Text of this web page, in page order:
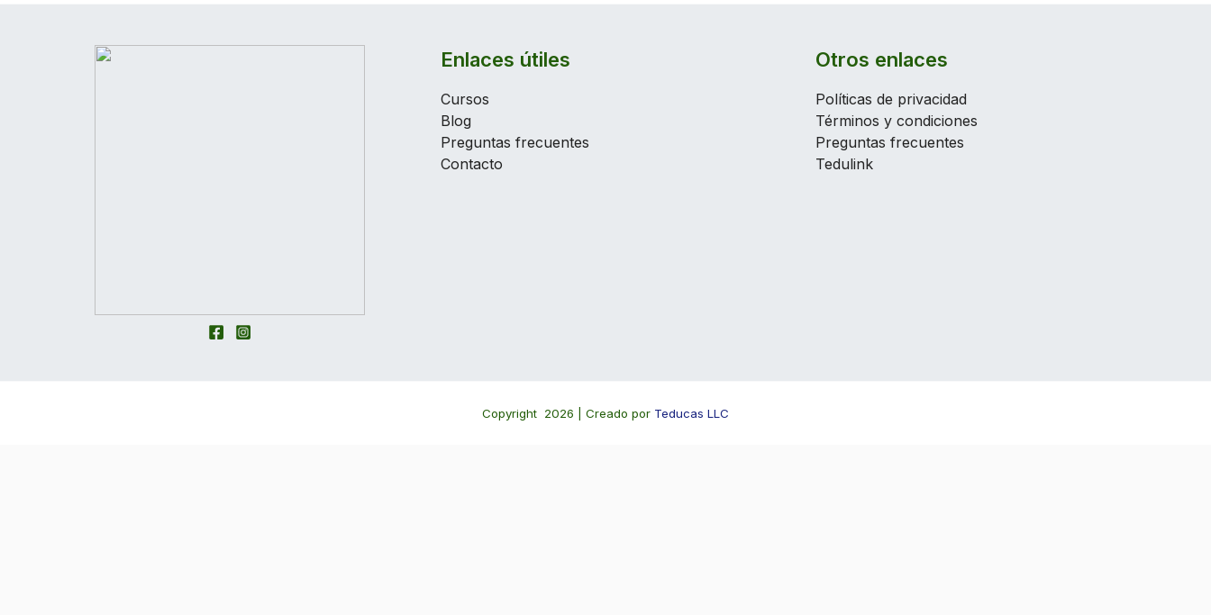
Enlaces útiles
Cursos
Blog
Preguntas frecuentes
Contacto
Otros enlaces
Políticas de privacidad
Términos y condiciones
Preguntas frecuentes
Tedulink
Copyright 2026 | Creado por Teducas LLC